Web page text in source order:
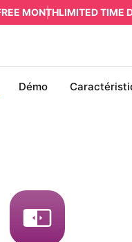
MONTHLIMITED TIME
Démo